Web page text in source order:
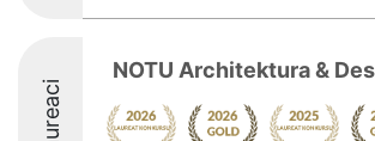
Laureaci
NOTU Architektura &